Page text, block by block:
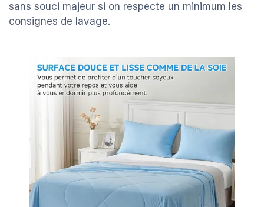
sans souci majeur si on respecte un minimum les
consignes de lavage.